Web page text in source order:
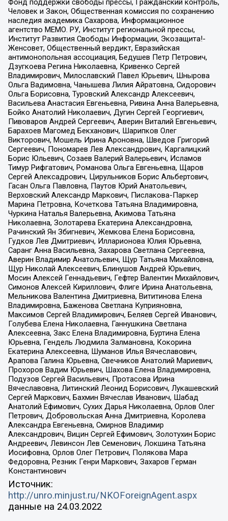
Фонд поддержки свободы прессы, Гражданский контроль,
Человек и Закон, Общественная комиссия по сохранению
наследия академика Сахарова, Информационное
агентство МЕМО. РУ, Институт региональной прессы,
Институт Развития Свободы Информации, Экозащита!-
Женсовет, Общественный вердикт, Евразийская
антимонопольная ассоциация, Бедушев Петр Петрович,
Дзугкоева Регина Николаевна, Кривенко Сергей
Владимирович, Милославский Павел Юрьевич, Шнырова
Ольга Вадимовна, Чанышева Лилия Айратовна, Сидорович
Ольга Борисовна, Туровский Александр Алексеевич,
Васильева Анастасия Евгеньевна, Ривина Анна Валерьевна,
Бойко Анатолий Николаевич, Дугин Сергей Георгиевич,
Пивоваров Андрей Сергеевич, Аверин Виталий Евгеньевич,
Барахоев Магомед Бекханович, Шарипков Олег
Викторович, Мошель Ирина Ароновна, Шведов Григорий
Сергеевич, Пономарев Лев Александрович, Каргалицкий
Борис Юльевич, Созаев Валерий Валерьевич, Исламов
Тимур Рифгатович, Романова Ольга Евгеньевна, Щаров
Сергей Алексадрович, Цирульников Борис Альбертович,
Гасан Ольга Павловна, Паутов Юрий Анатольевич,
Верховский Александр Маркович, Пислакова-Паркер
Марина Петровна, Кочеткова Татьяна Владимировна,
Чуркина Наталья Валерьевна, Акимова Татьяна
Николаевна, Золотарева Екатерина Александровна,
Рачинский Ян Збигневич, Жемкова Елена Борисовна,
Гудков Лев Дмитриевич, Илларионова Юлия Юрьевна,
Саранг Анна Васильевна, Захарова Светлана Сергеевна,
Аверин Владимир Анатольевич, Щур Татьяна Михайловна,
Щур Николай Алексеевич, Блинушов Андрей Юрьевич,
Мосин Алексей Геннадьевич, Гефтер Валентин Михайлович,
Симонов Алексей Кириллович, Флиге Ирина Анатольевна,
Мельникова Валентина Дмитриевна, Вититинова Елена
Владимировна, Баженова Светлана Куприяновна,
Максимов Сергей Владимирович, Беляев Сергей Иванович,
Голубева Елена Николаевна, Ганнушкина Светлана
Алексеевна, Закс Елена Владимировна, Буртина Елена
Юрьевна, Гендель Людмила Залмановна, Кокорина
Екатерина Алексеевна, Шуманов Илья Вячеславович,
Арапова Галина Юрьевна, Свечников Анатолий Мариевич,
Прохоров Вадим Юрьевич, Шахова Елена Владимировна,
Подузов Сергей Васильевич, Протасова Ирина
Вячеславовна, Литинский Леонид Борисович, Лукашевский
Сергей Маркович, Бахмин Вячеслав Иванович, Шабад
Анатолий Ефимович, Сухих Дарья Николаевна, Орлов Олег
Петрович, Добровольская Анна Дмитриевна, Королева
Александра Евгеньевна, Смирнов Владимир
Александрович, Вицин Сергей Ефимович, Золотухин Борис
Андреевич, Левинсон Лев Семенович, Локшина Татьяна
Иосифовна, Орлов Олег Петрович, Полякова Мара
Федоровна, Резник Генри Маркович, Захаров Герман
Константинович
Источник:
http://unro.minjust.ru/NKOForeignAgent.aspx
данные на 24.03.2022